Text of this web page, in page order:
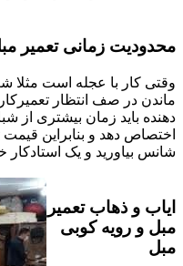
محدودیت زمانی تعمیر
وقتی کار با عجله است مثلا
ماندن در صف انتظار
دهنده باید زمان بیشتری از
اختصاص دهد و بنابراین
شانس بیاورید و یک استادکار
ایاب و ذهاب تعمیر
مبل و رویه کوبی
مبل